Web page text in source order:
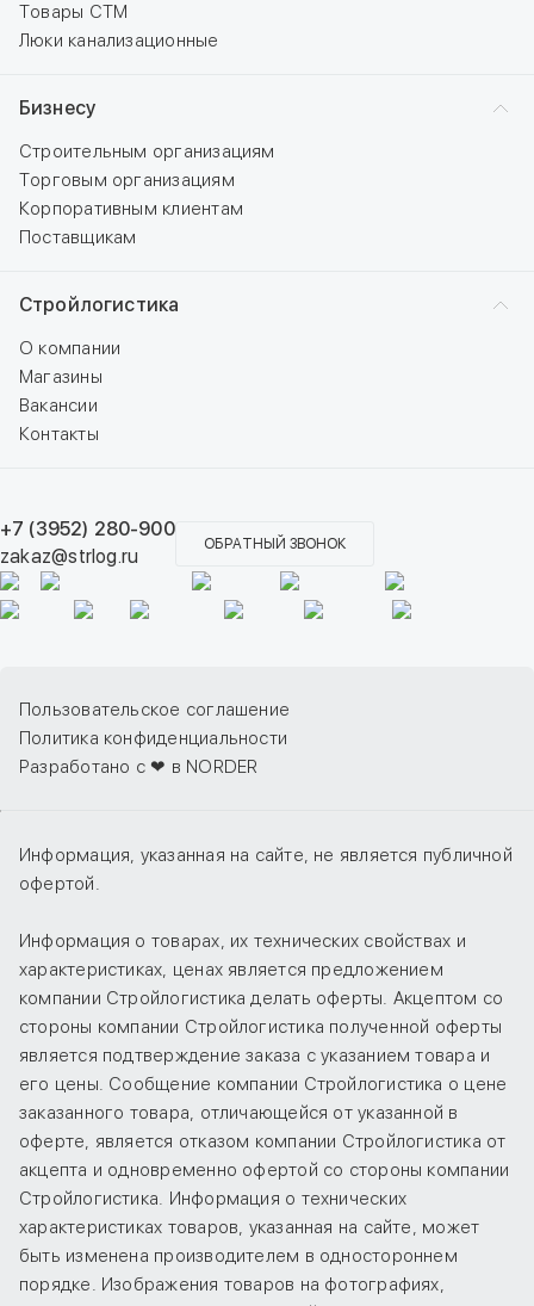
Товары СТМ
Люки канализационные
Бизнесу
Строительным организациям
Торговым организациям
Корпоративным клиентам
Поставщикам
Стройлогистика
О компании
Магазины
Вакансии
Контакты
+7 (3952) 280-900
zakaz@strlog.ru
ОБРАТНЫЙ ЗВОНОК
Пользовательское соглашение
Политика конфиденциальности
Разработано с ❤ в NORDER
Информация, указанная на сайте, не является публичной
офертой.
Информация о товарах, их технических свойствах и
характеристиках, ценах является предложением
компании Стройлогистика делать оферты. Акцептом со
стороны компании Стройлогистика полученной оферты
является подтверждение заказа с указанием товара и
его цены. Сообщение компании Стройлогистика о цене
заказанного товара, отличающейся от указанной в
оферте, является отказом компании Стройлогистика от
акцепта и одновременно офертой со стороны компании
Стройлогистика. Информация о технических
характеристиках товаров, указанная на сайте, может
быть изменена производителем в одностороннем
порядке. Изображения товаров на фотографиях,